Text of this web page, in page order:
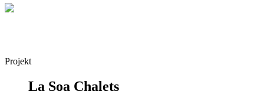
Projekt
La Soa Chalets